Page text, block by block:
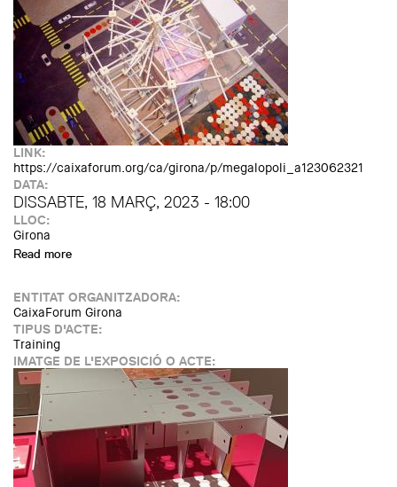
LINK:
https://caixaforum.org/ca/girona/p/megalopoli_a123062321
DATA:
DISSABTE, 18 MARÇ, 2023 - 18:00
LLOC:
Girona
Read more
ENTITAT ORGANITZADORA:
CaixaForum Girona
TIPUS D'ACTE:
Training
IMATGE DE L'EXPOSICIÓ O ACTE: